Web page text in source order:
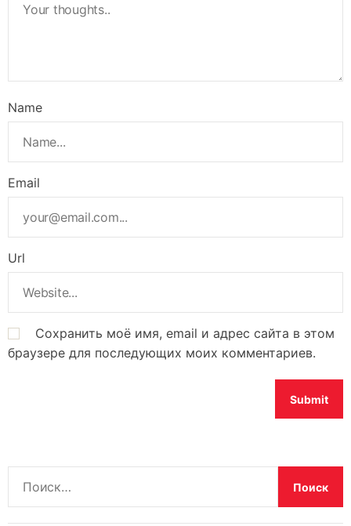
Name
Email
Url
Сохранить моё имя, email и адрес сайта в этом
браузере для последующих моих комментариев.